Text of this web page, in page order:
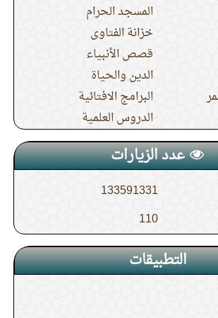
المسجد الحرام
خزانة الفتاوى
قصص الأنبياء
الدين والحياة
البرامج الافتائية
الدروس العلمية
عدد الزيارات
133591331
110
التطبيقات